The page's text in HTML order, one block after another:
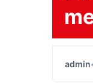
admin